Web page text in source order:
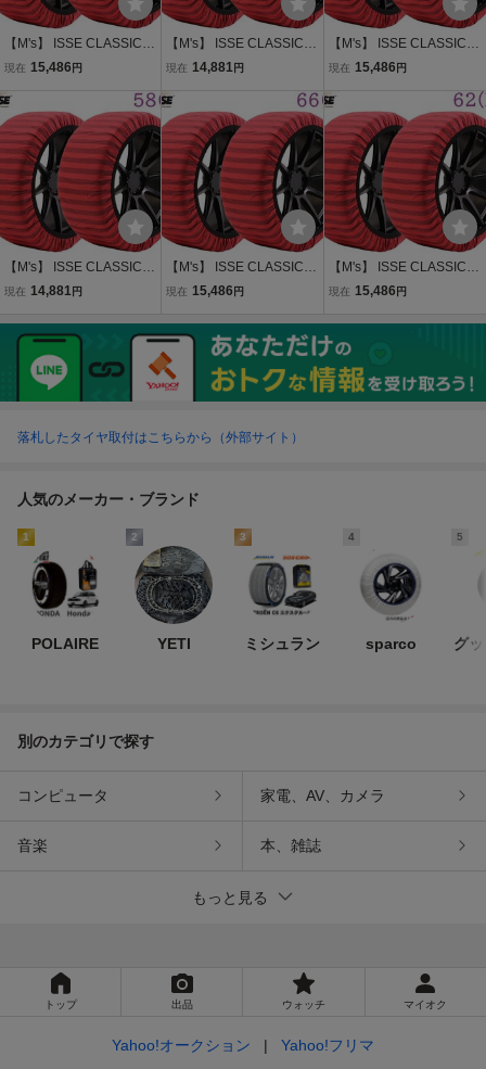
【M's】 ISSE CLASSIC T
YPE2 スノーソックス 62
チェーン 2P パーツ 部品
用品 イッセ クラシック タ
イプ2 TYPEII
現在 15,486 円
【M's】 ISSE CLASSIC T
YPE2 スノーソックス 58
チェーン 2P パーツ 部品
用品 イッセ クラシック タ
イプ2 TYPEII
現在 14,881 円
【M's】 ISSE CLASSIC T
YPE2 スノーソックス 62
チェーン 2P パーツ 部品
用品 イッセ クラシック タ
イプ2 TYPEII
現在 15,486 円
【M's】 ISSE CLASSIC T
YPE2 スノーソックス 58
チェーン 2P パーツ 部品
用品 イッセ クラシック タ
イプ2 TYPEII
現在 14,881円
【M's】 ISSE CLASSIC T
YPE2 スノーソックス 66
チェーン 2P パーツ 部品
用品 イッセ クラシック タ
イプ2 TYPEII
現在 15,486 円
【M's】 ISSE CLASSIC T
YPE2 スノーソックス 62
チェーン 2P パーツ 部品
用品 イッセ クラシック タ
イプ2 TYPEII
現在 15,486 円
落札したタイヤ取付はこちらから（外部サイト）
人気のメーカー・ブランド
1
POLAIRE
2
YETI
3
ミシュラン
4
sparco
5
グ
別のカテゴリで探す
コンピュータ 家電、AV、カメラ
音楽 本、雑誌
もっと見る
トップ 出品 ウォッチ マイオク
Yahoo!オークション
Yahoo!フリマ